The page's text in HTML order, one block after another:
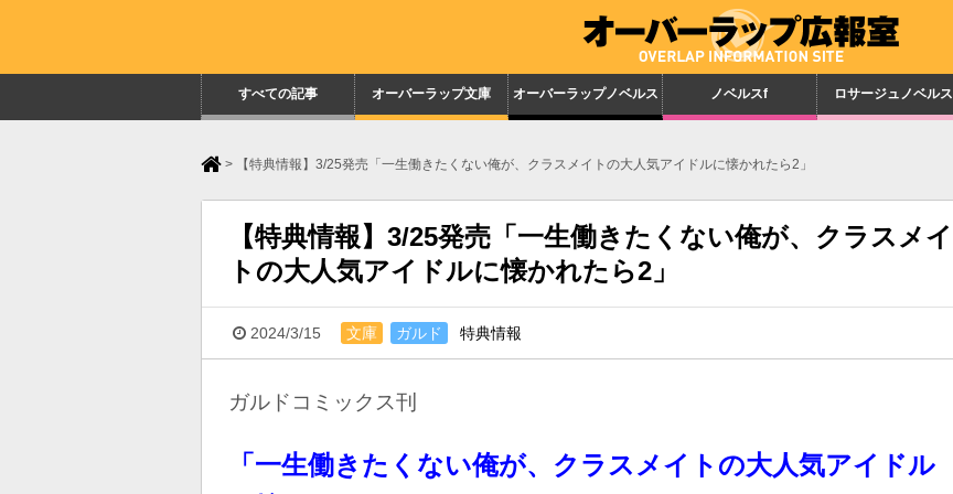
すべての記事 オーバーラップ文庫 オーバーラップノベルス ノベルスf ロサージュノベルス
> 【特典情報】3/25発売「一生働きたくない俺が、クラスメイトの大人気アイドルに懐かれたら2」
【特典情報】3/25発売「一生働きたくない俺が、クラスメイ
トの大人気アイドルに懐かれたら2」
2024/3/15 文庫 ガルド 特典情報
ガルドコミックス刊
「一生働きたくない俺が、クラスメイトの大人気アイドル